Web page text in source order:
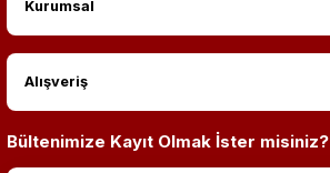
Kurumsal
Alışveriş
Bültenimize Kayıt Olmak İster misiniz?